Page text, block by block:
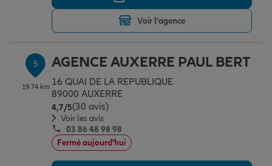
Voir l'agence
5
19.74 km
AGENCE AUXERRE PAUL BERT
16 QUAI DE LA REPUBLIQUE
89000 AUXERRE
4,7/5Note de 4.7 sur 5
(30 avis)
Voir les avis
03 86 48 98 98
Fermé aujourd'hui